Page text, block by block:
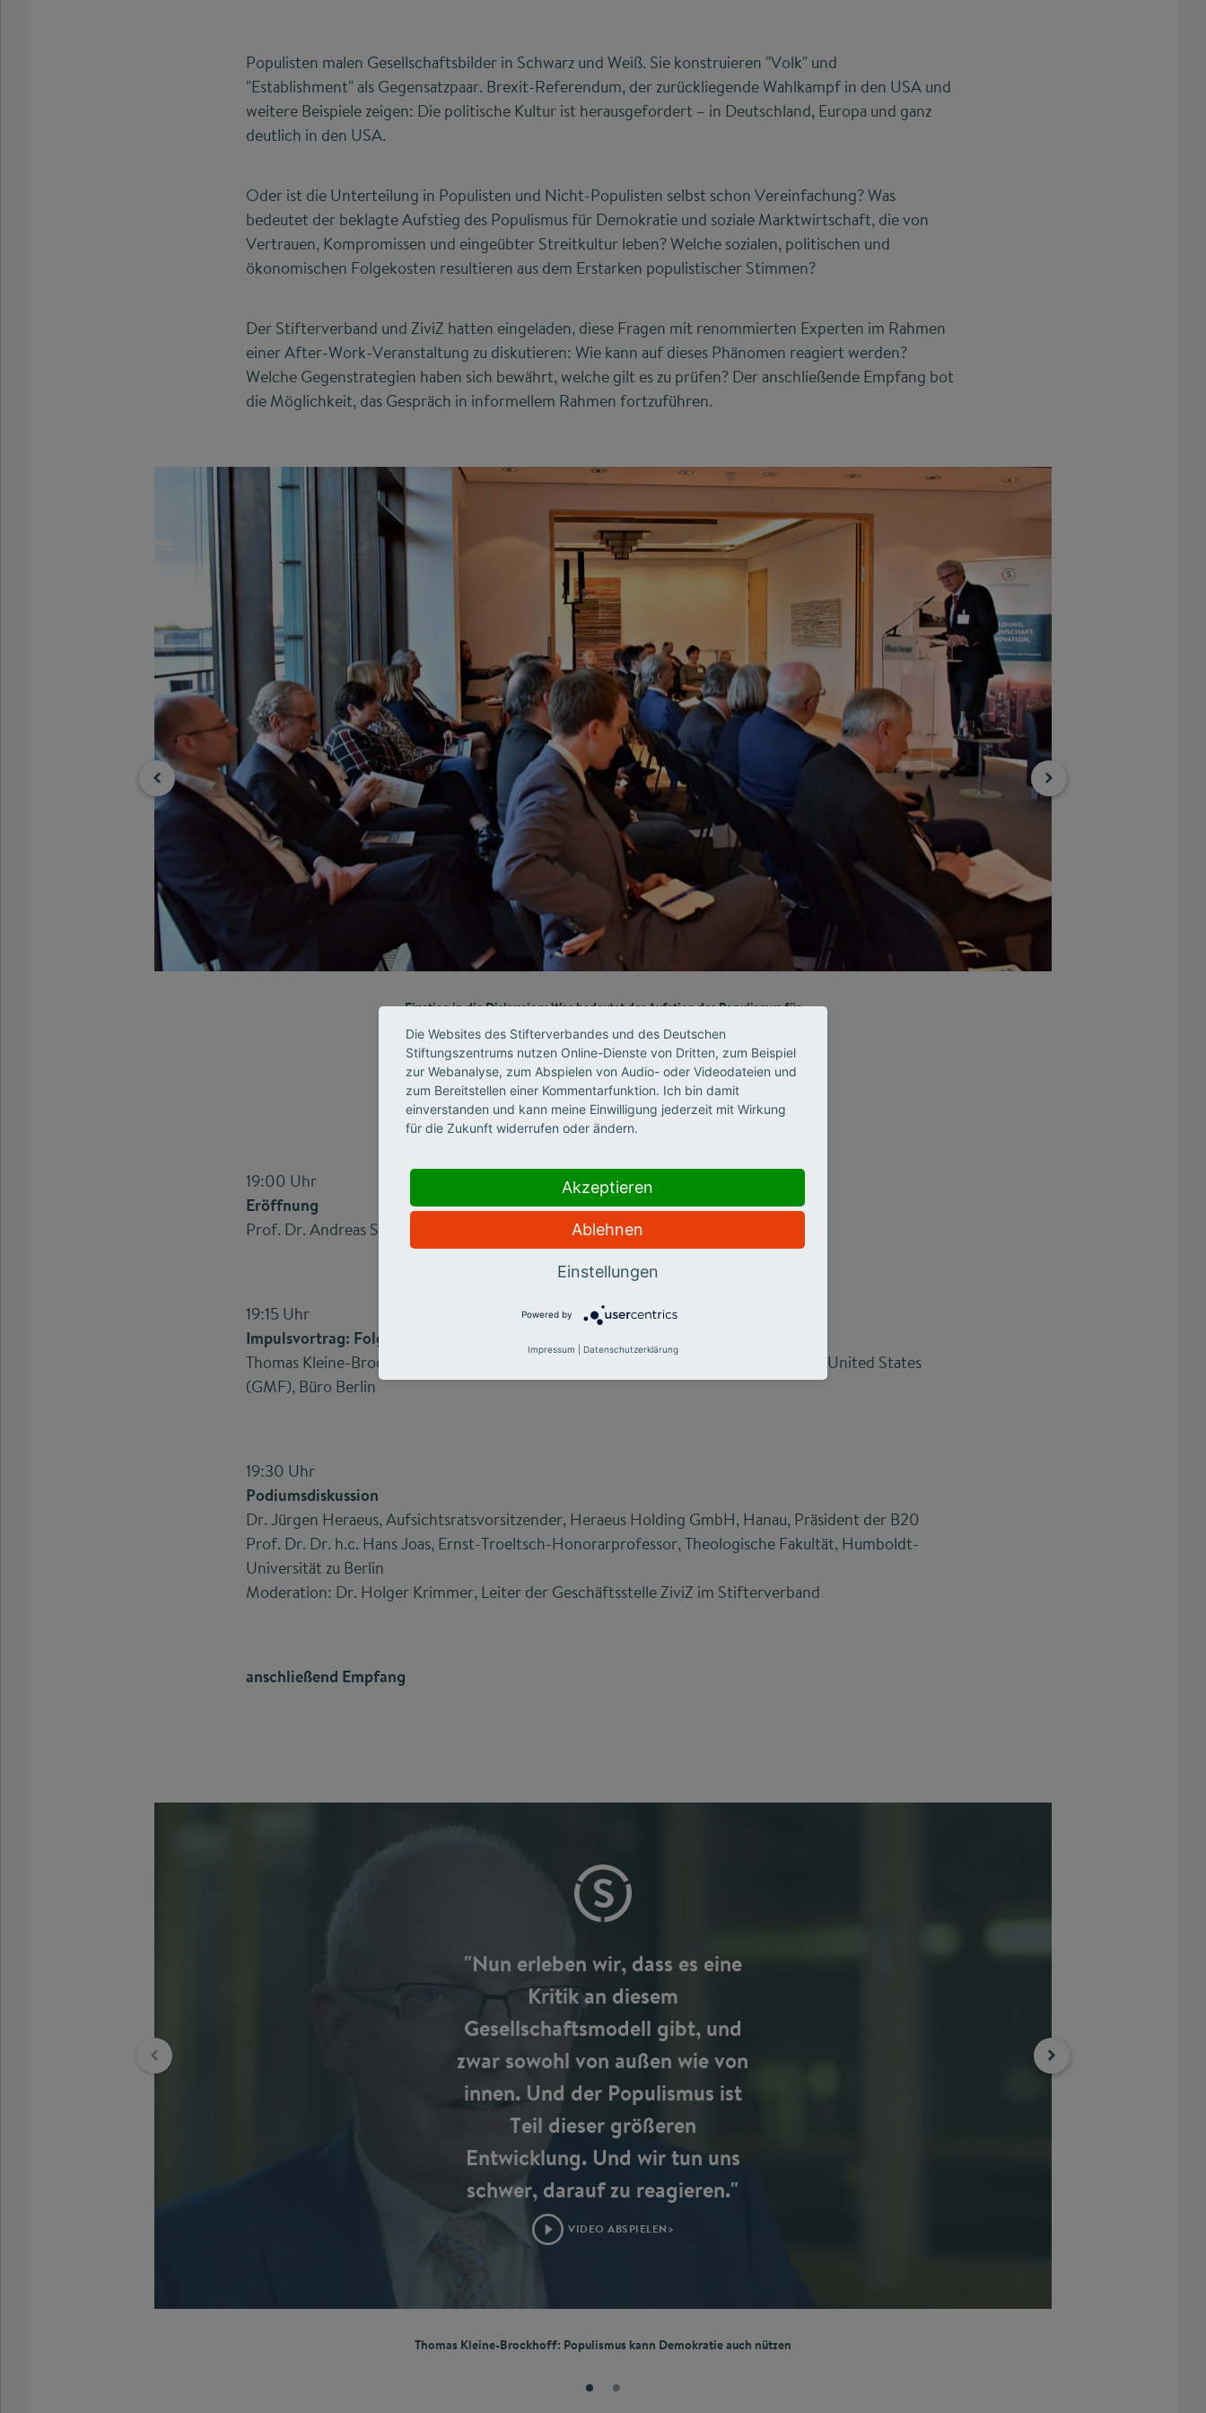
Populisten malen Gesellschaftsbilder in Schwarz und Weiß. Sie konstruieren "Volk" und
"Establishment" als Gegensatzpaar. Brexit-Referendum, der zurückliegende Wahlkampf in den USA und
weitere Beispiele zeigen: Die politische Kultur ist herausgefordert – in Deutschland, Europa und ganz
deutlich in den USA.
Oder ist die Unterteilung in Populisten und Nicht-Populisten selbst schon Vereinfachung? Was
bedeutet der beklagte Aufstieg des Populismus für Demokratie und soziale Marktwirtschaft, die von
Vertrauen, Kompromissen und eingeübter Streitkultur leben? Welche sozialen, politischen und
ökonomischen Folgekosten resultieren aus dem Erstarken populistischer Stimmen?
Der Stifterverband und ZiviZ hatten eingeladen, diese Fragen mit renommierten Experten im Rahmen
einer After-Work-Veranstaltung zu diskutieren: Wie kann auf dieses Phänomen reagiert werden?
Welche Gegenstrategien haben sich bewährt, welche gilt es zu prüfen? Der anschließende Empfang bot
die Möglichkeit, das Gespräch in informellem Rahmen fortzuführen.
Einstieg in die Diskussion: Was bedeutet der Aufstieg des Populismus für
Demokratie und soziale Marktwirtschaft?
19:00 Uhr
Eröffnung
Prof. Dr. Andreas Schlüter, Generalsekretär, Stifterverband, Essen
19:15 Uhr
Impulsvortrag: Folgekosten des Populismus
Thomas Kleine-Brockhoff, Vizepräsident und Direktor, German Marshall Fund of the United States
(GMF), Büro Berlin
19:30 Uhr
Podiumsdiskussion
Dr. Jürgen Heraeus, Aufsichtsratsvorsitzender, Heraeus Holding GmbH, Hanau, Präsident der B20
Prof. Dr. Dr. h.c. Hans Joas, Ernst-Troeltsch-Honorarprofessor, Theologische Fakultät, Humboldt-
Universität zu Berlin
Moderation: Dr. Holger Krimmer, Leiter der Geschäftsstelle ZiviZ im Stifterverband
anschließend Empfang
"Nun erleben wir, dass es eine
Kritik an diesem
Gesellschaftsmodell gibt, und
zwar sowohl von außen wie von
innen. Und der Populismus ist
Teil dieser größeren
Entwicklung. Und wir tun uns
schwer, darauf zu reagieren."
VIDEO ABSPIELEN>
Thomas Kleine-Brockhoff: Populismus kann Demokratie auch nützen
Die Websites des Stifterverbandes und des Deutschen
Stiftungszentrums nutzen Online-Dienste von Dritten, zum Beispiel
zur Webanalyse, zum Abspielen von Audio- oder Videodateien und
zum Bereitstellen einer Kommentarfunktion. Ich bin damit
einverstanden und kann meine Einwilligung jederzeit mit Wirkung
für die Zukunft widerrufen oder ändern.
Akzeptieren
Ablehnen
Einstellungen
Powered by
Impressum Datenschutzerklärung